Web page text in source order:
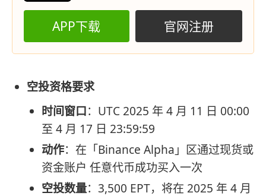
APP下载 官网注册
空投资格要求
时间窗口：UTC 2025 年 4 月 11 日 00:00
至 4 月 17 日 23:59:59
动作：在「Binance Alpha」区通过现货或
资金账户 任意代币成功买入一次
空投数量：3,500 EPT，将在 2025 年 4 月